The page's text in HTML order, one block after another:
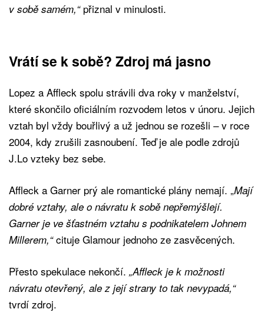
v sobě samém,“přiznal v minulosti.
Vrátí se k sobě? Zdroj má jasno
Lopez a Affleck spolu strávili dva roky v manželství,
které skončilo oficiálním rozvodem letos v únoru. Jejich
vztah byl vždy bouřlivý a už jednou se rozešli – v roce
2004, kdy zrušili zasnoubení. Teď je ale podle zdrojů
J.Lo vzteky bez sebe.
Affleck a Garner prý ale romantické plány nemají. „Mají
dobré vztahy, ale o návratu k sobě nepřemýšlejí.
Garner je ve šťastném vztahu s podnikatelem Johnem
Millerem,“cituje Glamour jednoho ze zasvěcených.
Přesto spekulace nekončí. „Affleck je k možnosti
návratu otevřený, ale z její strany to tak nevypadá,“
tvrdí zdroj.